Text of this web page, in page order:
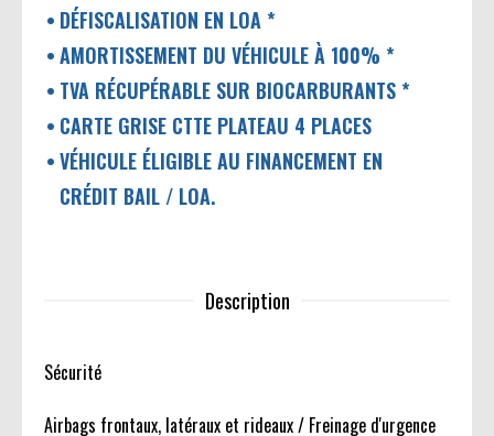
DÉFISCALISATION EN LOA *
AMORTISSEMENT DU VÉHICULE À 100% *
TVA RÉCUPÉRABLE SUR BIOCARBURANTS *
CARTE GRISE CTTE PLATEAU 4 PLACES
VÉHICULE ÉLIGIBLE AU FINANCEMENT EN
CRÉDIT BAIL / LOA.
Description
Sécurité
Airbags frontaux, latéraux et rideaux / Freinage d'urgence